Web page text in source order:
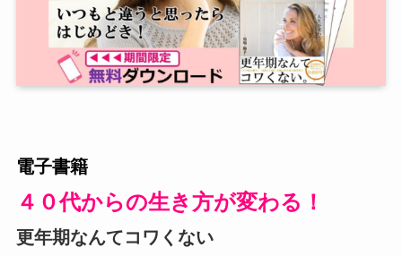
電子書籍
４０代からの生き方が変わる！
更年期なんてコワくない